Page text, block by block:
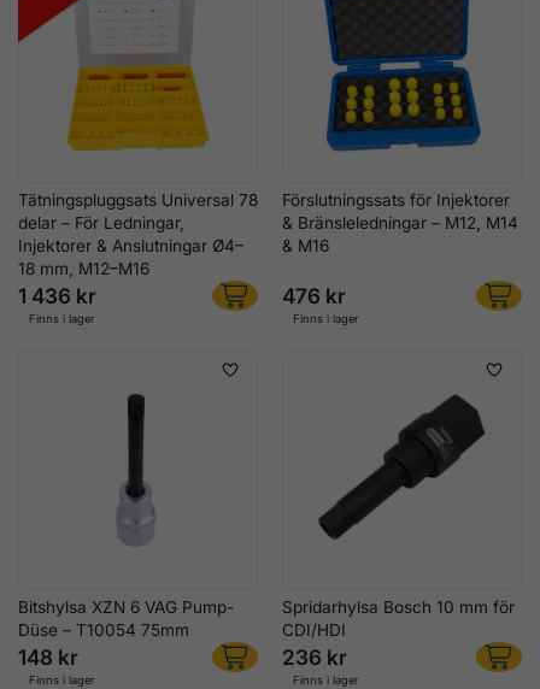
Tätningspluggsats Universal 78
delar – För Ledningar,
Injektorer & Anslutningar Ø4–
18 mm, M12–M16
1 436 kr
Finns i lager
Förslutningssats för Injektorer
& Bränsleledningar – M12, M14
& M16
476 kr
Finns i lager
Bitshylsa XZN 6 VAG Pump-
Düse – T10054 75mm
148 kr
Finns i lager
Spridarhylsa Bosch 10 mm för
CDI/HDI
236 kr
Finns i lager